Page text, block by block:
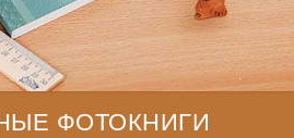
ФОТОКНИГИ